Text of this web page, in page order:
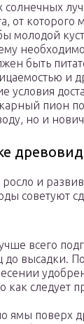
от которого
молодой
необходимо
быть
и
условия
пион
но и
и
советуют
всего
до высадки.
как следует
ямы поверх